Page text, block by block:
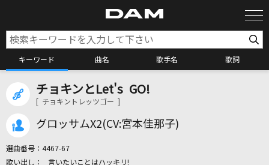
キーワード 曲名 歌手名 歌詞
カラオケ検索
カラオケ店舗検索
チョキンとLet's GO!
[ チョキントレッツゴー ]
グロッサムX2(CV:宮本佳那子)
選曲番号： 4467-67
言いたいことはハッキリ!